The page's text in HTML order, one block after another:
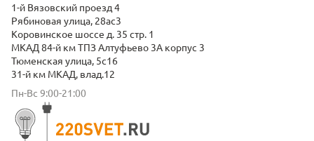
1-й Вязовский проезд 4
Рябиновая улица, 28ас3
Коровинское шоссе д. 35 стр. 1
МКАД 84-й км ТПЗ Алтуфьево 3А корпус 3
Тюменская улица, 5с16
31-й км МКАД, влад.12
Пн-Вс 9:00-21:00